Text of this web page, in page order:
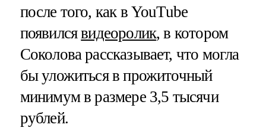
после того, как в YouTube
появилсявидеоролик, в котором
Соколова рассказывает, что могла
бы уложиться в прожиточный
минимум в размере 3,5 тысячи
рублей.